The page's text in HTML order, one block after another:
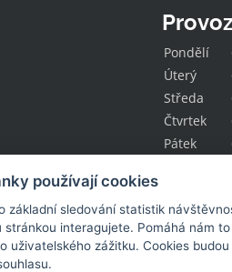
Pondělí
Úterý
Středa
Čtvrtek
Pátek
© 2026
používají cookies
základní sledování statistik
interagujete. Pomáhá nám
uživatelského zážitku. Cookies